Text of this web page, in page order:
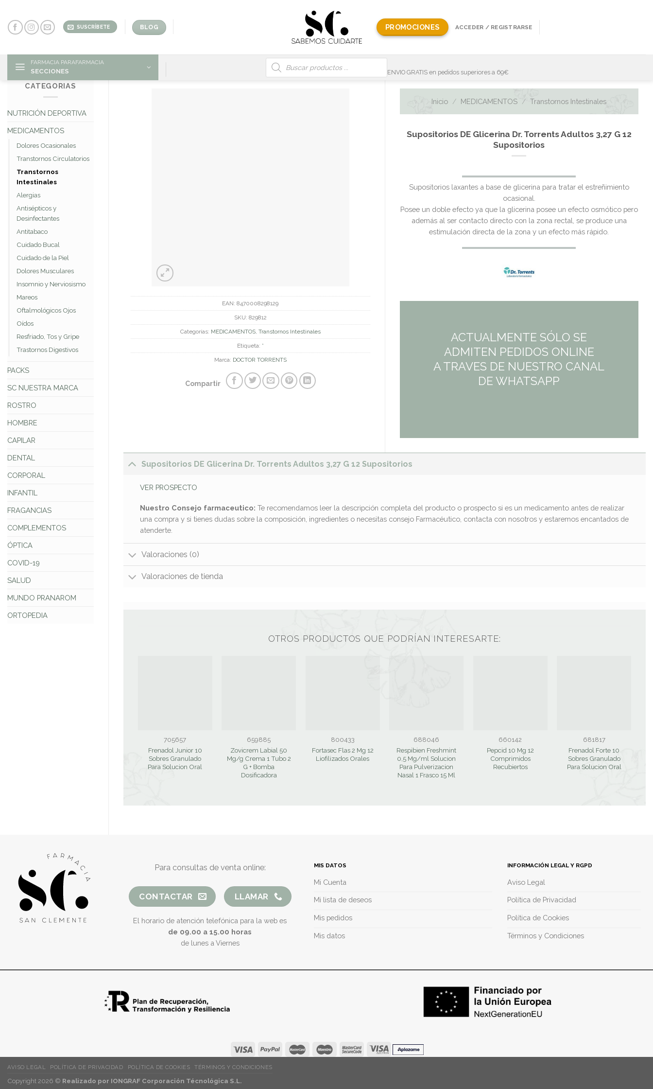
content
SUSCRÍBETE BLOG PROMOCIONES ACCEDER / REGISTRARSE
FARMACIA PARAFARMACIA
SECCIONES
Búsqueda
de
productos
ENVIO GRATIS en pedidos superiores a 69€
CATEGORIAS
NUTRICIÓN DEPORTIVA
MEDICAMENTOS
Dolores Ocasionales
Transtornos Circulatorios
Transtornos
Intestinales
Alergias
Antisépticos y
Desinfectantes
Antitabaco
Cuidado Bucal
Cuidado de la Piel
Dolores Musculares
Insomnio y Nerviosismo
Mareos
Oftalmológicos Ojos
Oídos
Resfriado, Tos y Gripe
Trastornos Digestivos
PACKS
SC NUESTRA MARCA
ROSTRO
HOMBRE
CAPILAR
DENTAL
CORPORAL
INFANTIL
FRAGANCIAS
COMPLEMENTOS
ÓPTICA
COVID-19
SALUD
MUNDO PRANAROM
ORTOPEDIA
EAN:8470008298129
SKU: 829812
Categorías: MEDICAMENTOS, Transtornos Intestinales
Etiqueta: *
Marca: DOCTOR TORRENTS
Compartir
Inicio / MEDICAMENTOS / Transtornos Intestinales
Supositorios DE Glicerina Dr. Torrents Adultos 3,27 G 12
Supositorios
El
precio
original
era:
5,07€.
El
precio
actual
es:
4,41€.
Supositorios laxantes a base de glicerina para tratar el estreñimiento
ocasional.
Posee un doble efecto ya que la glicerina posee un efecto osmótico pero
además al ser contacto directo con la zona rectal, se produce una
estimulación directa de la zona y un efecto más rápido.
ACTUALMENTE SÓLO SE
ADMITEN PEDIDOS ONLINE
A TRAVES DE NUESTRO CANAL
DE WHATSAPP
Supositorios DE Glicerina Dr. Torrents Adultos 3,27 G 12 Supositorios
VER PROSPECTO
Nuestro Consejo farmaceutico: Te recomendamos leer la descripción completa del producto o prospecto si es un medicamento antes de realizar
una compra y si tienes dudas sobre la composición, ingredientes o necesitas consejo Farmacéutico, contacta con nosotros y estaremos encantados de
atenderte.
Valoraciones (0)
Valoraciones de tienda
OTROS PRODUCTOS QUE PODRÍAN INTERESARTE:
705657
Frenadol Junior 10
Sobres Granulado
Para Solucion Oral
659885
Zovicrem Labial 50
Mg/g Crema 1 Tubo 2
G + Bomba
Dosificadora
800433
Fortasec Flas 2 Mg 12
Liofilizados Orales
688046
Respibien Freshmint
0,5 Mg/ml Solucion
Para Pulverizacion
Nasal 1 Frasco 15 Ml
660142
Pepcid 10 Mg 12
Comprimidos
Recubiertos
681817
Frenadol Forte 10
Sobres Granulado
Para Solucion Oral
Para consultas de venta online:
CONTACTAR LLAMAR
El horario de atención telefónica para la web es
de 09.00 a 15.00 horas
de lunes a Viernes
MIS DATOS
Mi Cuenta
Mi lista de deseos
Mis pedidos
Mis datos
INFORMACIÓN LEGAL Y RGPD
Aviso Legal
Política de Privacidad
Política de Cookies
Términos y Condiciones
AVISO LEGAL POLÍTICA DE PRIVACIDAD POLÍTICA DE COOKIES TÉRMINOS Y CONDICIONES
Copyright 2026 © Realizado por IONGRAF Corporación Técnológica S.L.